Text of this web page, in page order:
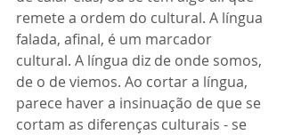
remete a ordem do cultural. A língua
falada, afinal, é um marcador
cultural. A língua diz de onde somos,
de o de viemos. Ao cortar a língua,
parece haver a insinuação de que se
cortam as diferenças culturais - se